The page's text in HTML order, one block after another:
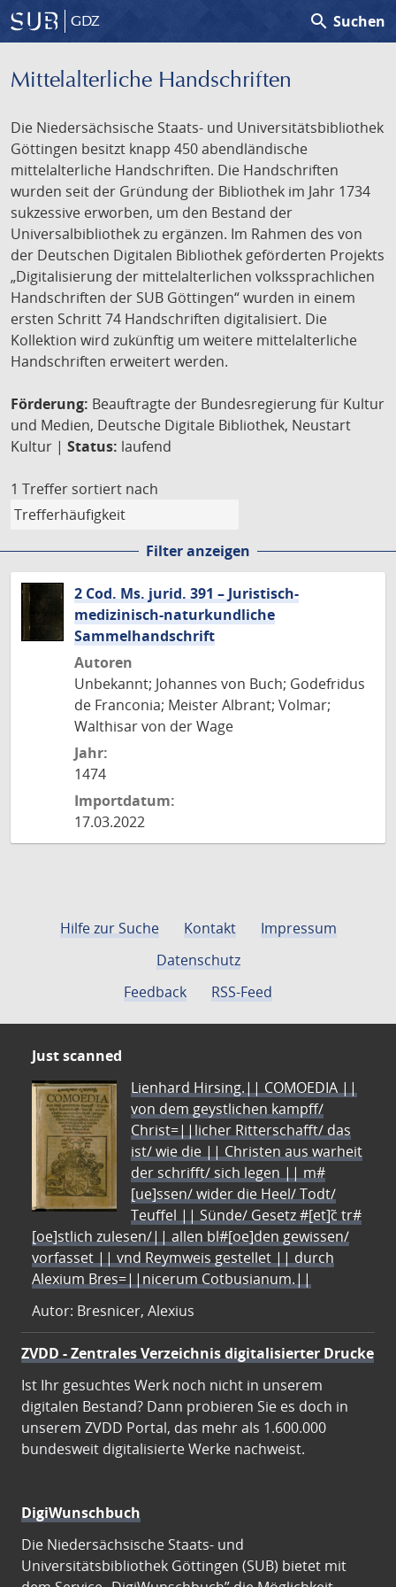
GDZ search Suchen
Mittelalterliche Handschriften
Die Niedersächsische Staats- und Universitätsbibliothek
Göttingen besitzt knapp 450 abendländische
mittelalterliche Handschriften. Die Handschriften
wurden seit der Gründung der Bibliothek im Jahr 1734
sukzessive erworben, um den Bestand der
Universalbibliothek zu ergänzen. Im Rahmen des von
der Deutschen Digitalen Bibliothek geförderten Projekts
„Digitalisierung der mittelalterlichen volkssprachlichen
Handschriften der SUB Göttingen“ wurden in einem
ersten Schritt 74 Handschriften digitalisiert. Die
Kollektion wird zukünftig um weitere mittelalterliche
Handschriften erweitert werden.
Förderung: Beauftragte der Bundesregierung für Kultur
und Medien, Deutsche Digitale Bibliothek, Neustart
Kultur | Status: laufend
1 Treffer sortiert nach
Filter anzeigen
2 Cod. Ms. jurid. 391 – Juristisch-
medizinisch-naturkundliche
Sammelhandschrift
Autoren
Unbekannt; Johannes von Buch; Godefridus
de Franconia; Meister Albrant; Volmar;
Walthisar von der Wage
Jahr:
1474
Importdatum:
17.03.2022
Hilfe zur Suche Kontakt
Impressum
Datenschutz
Feedback
RSS-Feed
Just scanned
Lienhard Hirsing.|| COMOEDIA ||
von dem geystlichen kampff/
Christ=||licher Ritterschafft/ das
ist/ wie die || Christen aus warheit
der schrifft/ sich legen || m#
[ue]ssen/ wider die Heel/ Todt/
Teuffel || Sünde/ Gesetz #[et]c̃ tr#
[oe]stlich zulesen/|| allen bl#[oe]den gewissen/
vorfasset || vnd Reymweis gestellet || durch
Alexium Bres=||nicerum Cotbusianum.||
Autor: Bresnicer, Alexius
ZVDD - Zentrales Verzeichnis digitalisierter Drucke
Ist Ihr gesuchtes Werk noch nicht in unserem
digitalen Bestand? Dann probieren Sie es doch in
unserem ZVDD Portal, das mehr als 1.600.000
bundesweit digitalisierte Werke nachweist.
DigiWunschbuch
Die Niedersächsische Staats- und
Universitätsbibliothek Göttingen (SUB) bietet mit